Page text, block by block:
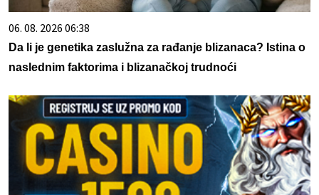
06. 08. 2026 06:38
Da li je genetika zaslužna za rađanje blizanaca? Istina o
naslednim faktorima i blizanačkoj trudnoći